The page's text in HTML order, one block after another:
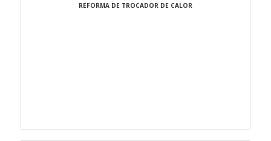
REFORMA DE TROCADOR DE CALOR